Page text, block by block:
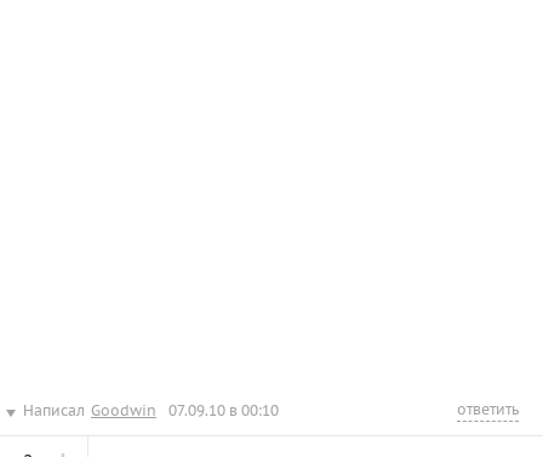
Написал Goodwin 07.09.10 в 00:10 ответить